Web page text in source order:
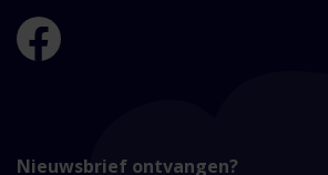
Nieuwsbrief ontvangen?